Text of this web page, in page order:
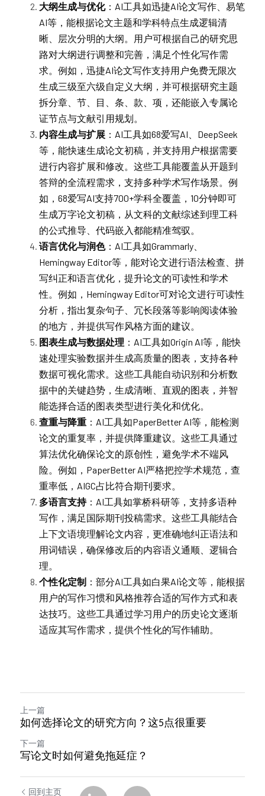
大纲生成与优化：AI工具如迅捷AI论文写作、易笔
AI等，能根据论文主题和学科特点生成逻辑清
晰、层次分明的大纲。用户可根据自己的研究思
路对大纲进行调整和完善，满足个性化写作需
求。例如，迅捷AI论文写作支持用户免费无限次
生成三级至六级自定义大纲，并可根据研究主题
拆分章、节、目、条、款、项，还能嵌入专属论
证节点与文献引用规划。
内容生成与扩展 ：AI工具如68爱写AI、DeepSeek
等，能快速生成论文初稿，并支持用户根据需要
进行内容扩展和修改。这些工具能覆盖从开题到
答辩的全流程需求，支持多种学术写作场景。例
如，68爱写AI支持700+学科全覆盖，10分钟即可
生成万字论文初稿，从文科的文献综述到理工科
的公式推导、代码嵌入都能精准驾驭。
语言优化与润色：AI工具如Grammarly、
Hemingway Editor等，能对论文进行语法检查、拼
写纠正和语言优化，提升论文的可读性和学术
性。例如，Hemingway Editor可对论文进行可读性
分析，指出复杂句子、冗长段落等影响阅读体验
的地方，并提供写作风格方面的建议。
图表生成与数据处理 ：AI工具如Origin AI等，能快
速处理实验数据并生成高质量的图表，支持各种
数据可视化需求。这些工具能自动识别和分析数
据中的关键趋势，生成清晰、直观的图表，并智
能选择合适的图表类型进行美化和优化。
查重与降重 ：AI工具如PaperBetter AI等，能检测
论文的重复率，并提供降重建议。这些工具通过
算法优化确保论文的原创性，避免学术不端风
险。例如，PaperBetter AI严格把控学术规范，查
重率低，AIGC占比符合期刊要求。
多语言支持：AI工具如掌桥科研等，支持多语种
写作，满足国际期刊投稿需求。这些工具能结合
上下文语境理解论文内容，更准确地纠正语法和
用词错误，确保修改后的内容语义通顺、逻辑合
理。
个性化定制 ：部分AI工具如白果AI论文等，能根据
用户的写作习惯和风格推荐合适的写作方式和表
达技巧。这些工具通过学习用户的历史论文逐渐
适应其写作需求，提供个性化的写作辅助。
上一篇
如何选择论文的研究方向？这5点很重要
下一篇
写论文时如何避免拖延症？
回到主页